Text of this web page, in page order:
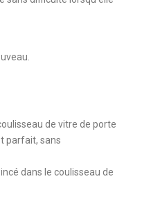
de vitre de porte
parfait, sans
dans le coulisseau de